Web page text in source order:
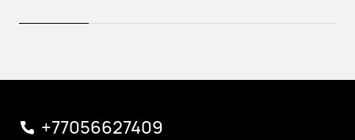
+77056627409